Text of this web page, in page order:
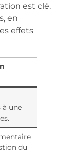
est clé.
en
effets
à une
du